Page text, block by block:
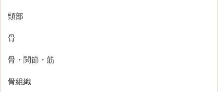
頸部
骨
骨・関節・筋
骨組織